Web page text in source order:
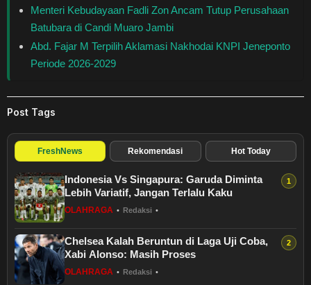
Menteri Kebudayaan Fadli Zon Ancam Tutup Perusahaan
Batubara di Candi Muaro Jambi
Abd. Fajar M Terpilih Aklamasi Nakhodai KNPI Jeneponto
Periode 2026-2029
Post Tags
FreshNews Rekomendasi Hot Today
Indonesia Vs Singapura: Garuda Diminta
Lebih Variatif, Jangan Terlalu Kaku
OLAHRAGA • Redaksi •
Chelsea Kalah Beruntun di Laga Uji Coba,
Xabi Alonso: Masih Proses
OLAHRAGA • Redaksi •